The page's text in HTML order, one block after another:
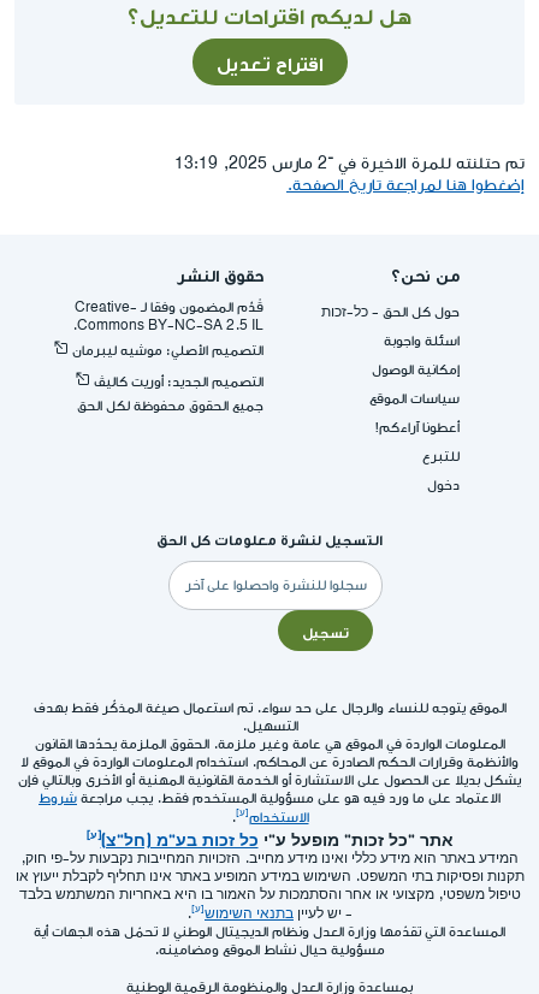
هل لديكم اقتراحات للتعديل؟
اقتراح تعديل
تم حتلنته للمرة الاخيرة في ־2 مارس 2025, 13:19
إضغطوا هنا لمراجعة تاريخ الصفحة.
من نحن؟
حول كل الحق - כל-זכות
اسئلة واجوبة
إمكانية الوصول
سياسات الموقع
أعطونا آراءكم!
للتبرع
دخول
حقوق النشر
قُدِّم المضمون وفقا لـ -Creative
Commons BY-NC-SA 2.5 IL.
التصميم الأصلي: موشيه ليبرمان
التصميم الجديد: أوريت كاليڤ
جميع الحقوق محفوظة لكل الحق
التسجيل لنشرة معلومات كل الحق
البريد
الإلكتروني
تسجيل
الموقع يتوجه للنساء والرجال على حد سواء. تم استعمال صيغة المذكّر فقط بهدف
التسهيل.
المعلومات الواردة في الموقع هي عامة وغير ملزمة. الحقوق الملزمة يحدّدها القانون
والأنظمة وقرارات الحكم الصادرة عن المحاكم. استخدام المعلومات الواردة في الموقع لا
يشكل بديلا عن الحصول على الاستشارة أو الخدمة القانونية المهنية أو الأخرى وبالتالي فإن
الاعتماد على ما ورد فيه هو على مسؤولية المستخدم فقط. يجب مراجعة شروط
الاستخدام
.
אתר "כל זכות" מופעל ע"י כל זכות בע"מ (חל"צ)
המידע באתר הוא מידע כללי ואינו מידע מחייב. הזכויות המחייבות נקבעות על-פי חוק,
תקנות ופסיקות בתי המשפט. השימוש במידע המופיע באתר אינו תחליף לקבלת ייעוץ או
טיפול משפטי, מקצועי או אחר והסתמכות על האמור בו היא באחריות המשתמש בלבד
- יש לעיין בתנאי השימוש
.
المساعدة التي تقدّمها وزارة العدل ونظام الديجيتال الوطني لا تحمّل هذه الجهات أية
مسؤولية حيال نشاط الموقع ومضامينه.
بمساعدة وزارة العدل والمنظومة الرقمية الوطنية